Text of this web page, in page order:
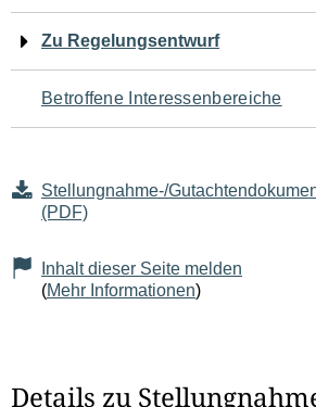
für
den
Seiteninhalt
Zu Regelungsentwurf
Betroffene Interessenbereiche
Stellungnahme-/
(PDF)
Inhalt dieser Seite melden
(Mehr Informationen)
Details zu